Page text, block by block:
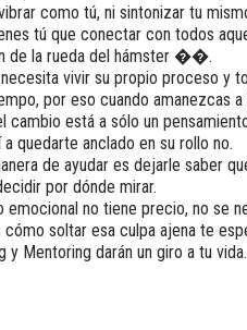
como tú, ni sintonizar tu
tú que conectar con todos
de la rueda del hámster ��.
necesita vivir su propio proceso y
por eso cuando amanezcas
cambio está a sólo un
quedarte anclado en su rollo no.
de ayudar es dejarle saber
por dónde mirar.
emocional no tiene precio, no se
cómo soltar esa culpa ajena te
y Mentoring darán un giro a tu vida.